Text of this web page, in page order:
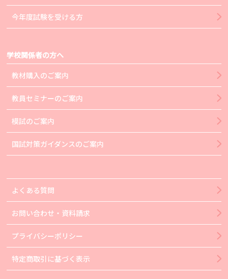
今年度試験を受ける方
学校関係者の方へ
教材購入のご案内
教員セミナーのご案内
模試のご案内
国試対策ガイダンスのご案内
よくある質問
お問い合わせ・資料請求
プライバシーポリシー
特定商取引に基づく表示